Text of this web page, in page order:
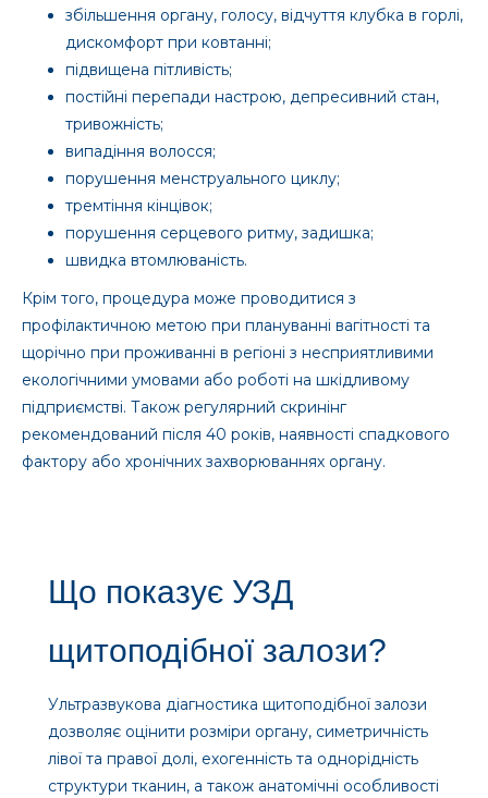
збільшення органу, голосу, відчуття клубка в горлі,
дискомфорт при ковтанні;
підвищена пітливість;
постійні перепади настрою, депресивний стан,
тривожність;
випадіння волосся;
порушення менструального циклу;
тремтіння кінцівок;
порушення серцевого ритму, задишка;
швидка втомлюваність.
Крім того, процедура може проводитися з
профілактичною метою при плануванні вагітності та
щорічно при проживанні в регіоні з несприятливими
екологічними умовами або роботі на шкідливому
підприємстві. Також регулярний скринінг
рекомендований після 40 років, наявності спадкового
фактору або хронічних захворюваннях органу.
Що показує УЗД
щитоподібної залози?
Ультразвукова діагностика щитоподібної залози
дозволяє оцінити розміри органу, симетричність
лівої та правої долі, ехогенність та однорідність
структури тканин, а також анатомічні особливості